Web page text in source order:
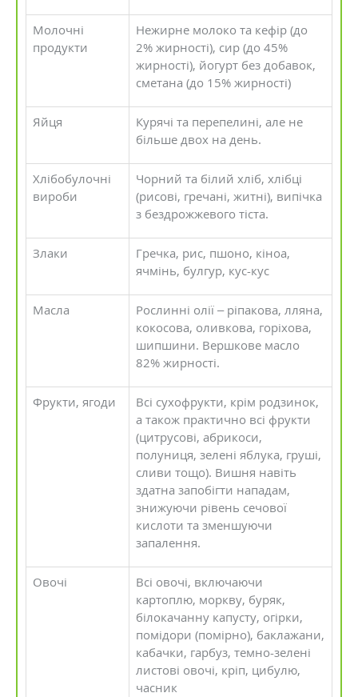
Молочні
продукти
Нежирне молоко та кефір (до
2% жирності), сир (до 45%
жирності), йогурт без добавок,
сметана (до 15% жирності)
Яйця
Курячі та перепелині, але не
більше двох на день.
Хлібобулочні
вироби
Чорний та білий хліб, хлібці
(рисові, гречані, житні), випічка
з бездрожжевого тіста.
Злаки
Гречка, рис, пшоно, кіноа,
ячмінь, булгур, кус-кус
Масла
Рослинні олії – ріпакова, лляна,
кокосова, оливкова, горіхова,
шипшини. Вершкове масло
82% жирності.
Фрукти, ягоди
Всі сухофрукти, крім родзинок,
а також практично всі фрукти
(цитрусові, абрикоси,
полуниця, зелені яблука, груші,
сливи тощо). Вишня навіть
здатна запобігти нападам,
знижуючи рівень сечової
кислоти та зменшуючи
запалення.
Овочі
Всі овочі, включаючи
картоплю, моркву, буряк,
білокачанну капусту, огірки,
помідори (помірно), баклажани,
кабачки, гарбуз, темно-зелені
листові овочі, кріп, цибулю,
часник